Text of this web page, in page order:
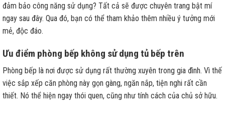
đảm bảo công năng sử dụng? Tất cả sẽ được chuyên trang bật mí
ngay sau đây. Qua đó, bạn có thể tham khảo thêm nhiều ý tưởng mới
mẻ, độc đáo.
Ưu điểm phòng bếp không sử dụng tủ bếp trên
Phòng bếp là nơi được sử dụng rất thường xuyên trong gia đình. Vì thế
việc sắp xếp căn phòng này gọn gàng, ngăn nắp, tiện nghi rất cần
thiết. Nó thể hiện ngay thói quen, cũng như tính cách của chủ sở hữu.